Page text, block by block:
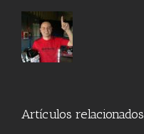
Artículos relacionados